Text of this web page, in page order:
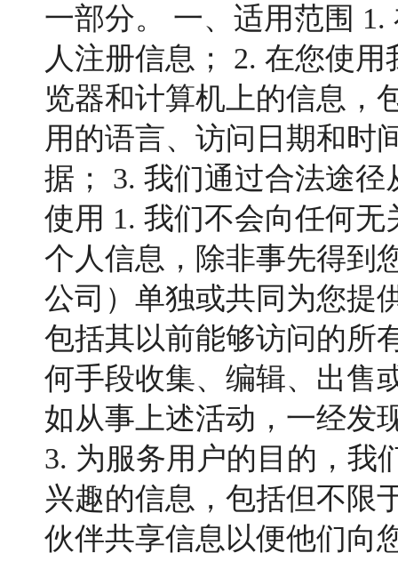
一部分。 一、适用范围
人注册信息； 2. 在您使
览器和计算机上的信息，
用的语言、访问日期和时
据； 3. 我们通过合法途
使用 1. 我们不会向任何
个人信息，除非事先得到
公司）单独或共同为您提
包括其以前能够访问的所
何手段收集、编辑、出售
如从事上述活动，一经发
3. 为服务用户的目的，我
兴趣的信息，包括但不限
伙伴共享信息以便他们向